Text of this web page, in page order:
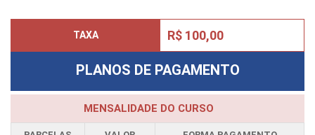
TAXA R$ 100,00
PLANOS DE PAGAMENTO
MENSALIDADE DO CURSO